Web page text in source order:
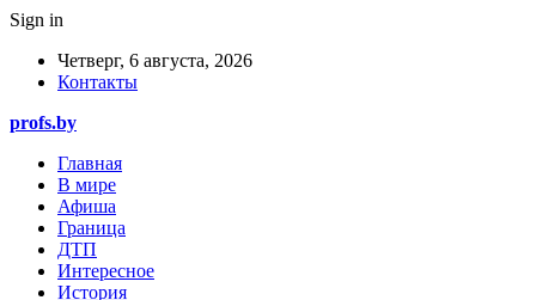
Sign in
Четверг, 6 августа, 2026
Контакты
profs.by
Главная
В мире
Афиша
Граница
ДТП
Интересное
История